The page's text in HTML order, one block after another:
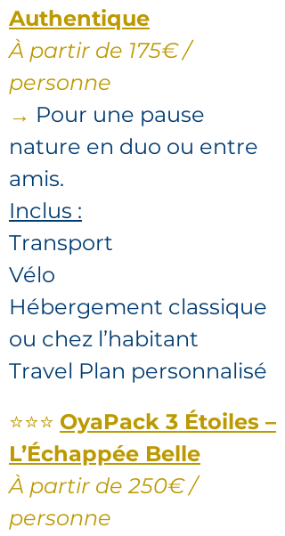
Authentique
À partir de 175€ /
personne
→ Pour une pause
nature en duo ou entre
amis.
Inclus :
Transport
Vélo
Hébergement classique
ou chez l’habitant
Travel Plan personnalisé
⭐⭐⭐ OyaPack 3 Étoiles –
L’Échappée Belle
À partir de 250€ /
personne